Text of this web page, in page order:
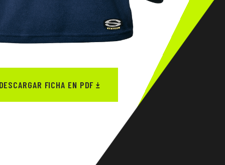
DESCARGAR FICHA EN PDF